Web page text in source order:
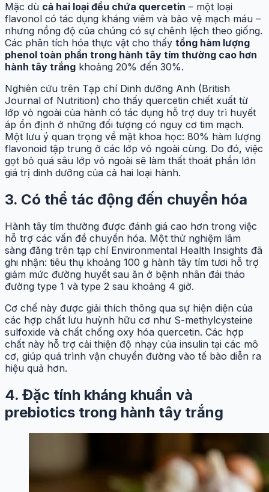
Mặc dù cả hai loại đều chứa quercetin – một loại
flavonol có tác dụng kháng viêm và bảo vệ mạch máu –
nhưng nồng độ của chúng có sự chênh lệch theo giống.
Các phân tích hóa thực vật cho thấy tổng hàm lượng
phenol toàn phần trong hành tây tím thường cao hơn
hành tây trắng khoảng 20% đến 30%.
Nghiên cứu trên Tạp chí Dinh dưỡng Anh (British
Journal of Nutrition) cho thấy quercetin chiết xuất từ
lớp vỏ ngoài của hành có tác dụng hỗ trợ duy trì huyết
áp ổn định ở những đối tượng có nguy cơ tim mạch.
Một lưu ý quan trọng về mặt khoa học: 80% hàm lượng
flavonoid tập trung ở các lớp vỏ ngoài cùng. Do đó, việc
gọt bỏ quá sâu lớp vỏ ngoài sẽ làm thất thoát phần lớn
giá trị dinh dưỡng của cả hai loại hành.
3. Có thể tác động đến chuyển hóa
Hành tây tím thường được đánh giá cao hơn trong việc
hỗ trợ các vấn đề chuyển hóa. Một thử nghiệm lâm
sàng đăng trên tạp chí Environmental Health Insights đã
ghi nhận: tiêu thụ khoảng 100 g hành tây tím tươi hỗ trợ
giảm mức đường huyết sau ăn ở bệnh nhân đái tháo
đường type 1 và type 2 sau khoảng 4 giờ.
Cơ chế này được giải thích thông qua sự hiện diện của
các hợp chất lưu huỳnh hữu cơ như S-methylcysteine
sulfoxide và chất chống oxy hóa quercetin. Các hợp
chất này hỗ trợ cải thiện độ nhạy của insulin tại các mô
cơ, giúp quá trình vận chuyển đường vào tế bào diễn ra
hiệu quả hơn.
4. Đặc tính kháng khuẩn và
prebiotics trong hành tây trắng